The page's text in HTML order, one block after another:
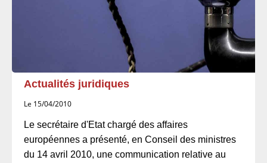
Actualités juridiques
Le 15/04/2010
Le secrétaire d'Etat chargé des affaires
européennes a présenté, en Conseil des ministres
du 14 avril 2010, une communication relative au